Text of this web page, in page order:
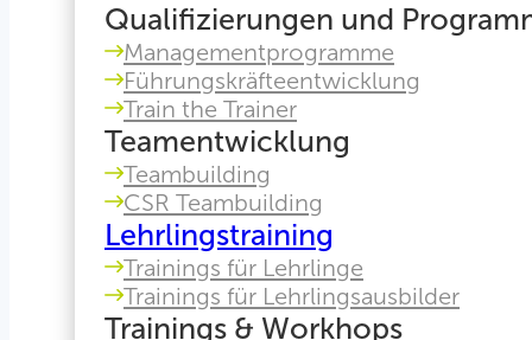
Qualifizierungen und
Managementprogramme
Führungskräfteentwicklung
Train the Trainer
Teamentwicklung
Teambuilding
CSR Teambuilding
Lehrlingstraining
Trainings für Lehrlinge
Trainings für Lehrlingsausbilder
Trainings & Workhops